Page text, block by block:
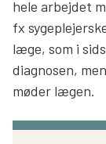
hele arbejdet
fx
læge, som i
diagnosen,
møder lægen.